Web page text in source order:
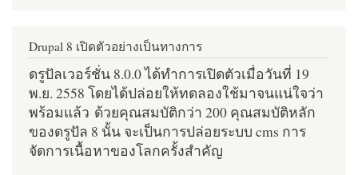
Drupal 8 เปิดตัวอย่างเป็นทางการ
ดรูปัลเวอร์ชั่น 8.0.0 ได้ทำการเปิดตัวเมื่อวันที่ 19
พ.ย. 2558 โดยได้ปล่อยให้ทดลองใช้มาจนแน่ใจว่า
พร้อมแล้ว ด้วยคุณสมบัติกว่า 200 คุณสมบัติหลัก
ของดรูปัล 8 นั้น จะเป็นการปล่อยระบบ cms การ
จัดการเนื้อหาของโลกครั้งสำคัญ